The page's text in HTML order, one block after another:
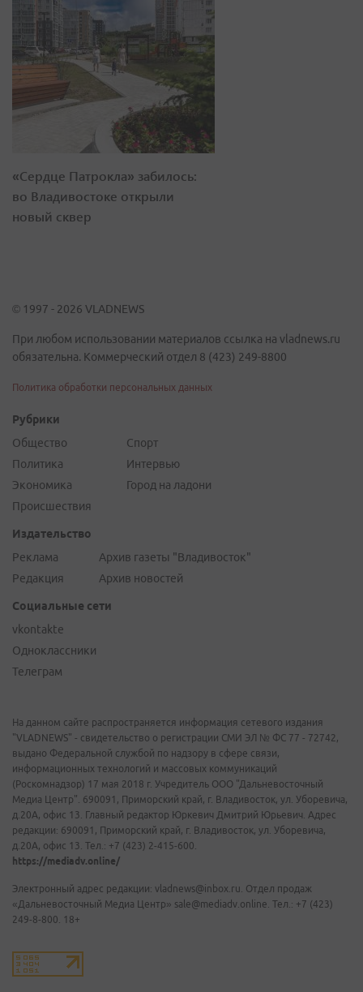
«Сердце Патрокла» забилось:
во Владивостоке открыли
новый сквер
© 1997 - 2026 VLADNEWS
При любом использовании материалов ссылка на vladnews.ru
обязательна. Коммерческий отдел 8 (423) 249-8800
Политика обработки персональных данных
Рубрики
Общество
Политика
Экономика
Происшествия
Спорт
Интервью
Город на ладони
Издательство
Реклама
Редакция
Архив газеты "Владивосток"
Архив новостей
Социальные сети
vkontakte
Одноклассники
Телеграм
На данном сайте распространяется информация сетевого издания
"VLADNEWS" - свидетельство о регистрации СМИ ЭЛ № ФС 77 - 72742,
выдано Федеральной службой по надзору в сфере связи,
информационных технологий и массовых коммуникаций
(Роскомнадзор) 17 мая 2018 г. Учредитель ООО "Дальневосточный
Медиа Центр". 690091, Приморский край, г. Владивосток, ул. Уборевича,
д.20А, офис 13. Главный редактор Юркевич Дмитрий Юрьевич. Адрес
редакции: 690091, Приморский край, г. Владивосток, ул. Уборевича,
д.20А, офис 13. Тел.: +7 (423) 2-415-600.
https://mediadv.online/
Электронный адрес редакции: vladnews@inbox.ru. Отдел продаж
«Дальневосточный Медиа Центр» sale@mediadv.online. Тел.: +7 (423)
249-8-800. 18+